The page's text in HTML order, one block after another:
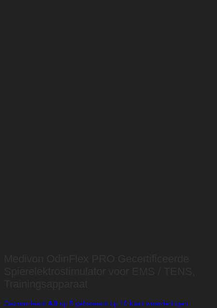
Gewaardeerd 4.9 op 5 gebaseerd op 10 klant waarderingen